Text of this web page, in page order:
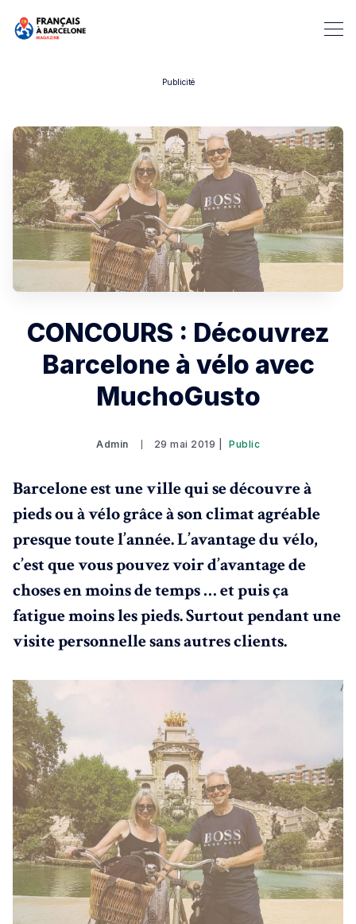
Rechercher dans Français à
Publicité
CONCOURS : Découvrez
Barcelone à vélo avec
MuchoGusto
Admin 29 mai 2019 | Public
Barcelone est une ville qui se découvre à
pieds ou à vélo grâce à son climat agréable
presque toute l’année. L’avantage du vélo,
c’est que vous pouvez voir d’avantage de
choses en moins de temps … et puis ça
fatigue moins les pieds. Surtout pendant une
visite personnelle sans autres clients.